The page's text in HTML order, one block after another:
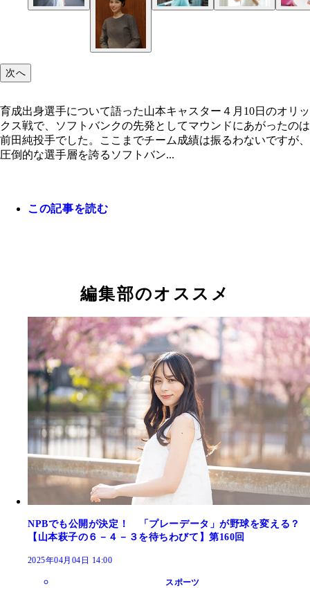
次へ
育成出身選手について語った山本キャスター４月10日のオリッ
クス戦で、ソフトバンクの先発としてマウンドにあがったのは
前田純投手でした。ここまでチーム成績は振るわないですが、
圧倒的な選手層を誇るソフトバン...
この記事を読む
編集部のオススメ
NPBでも公開が決定！ 「プレーデータ」が野球を変える？
【山本萩子の６－４－３を待ちわびて】第160回
2025年04月04日 14:00
スポーツ